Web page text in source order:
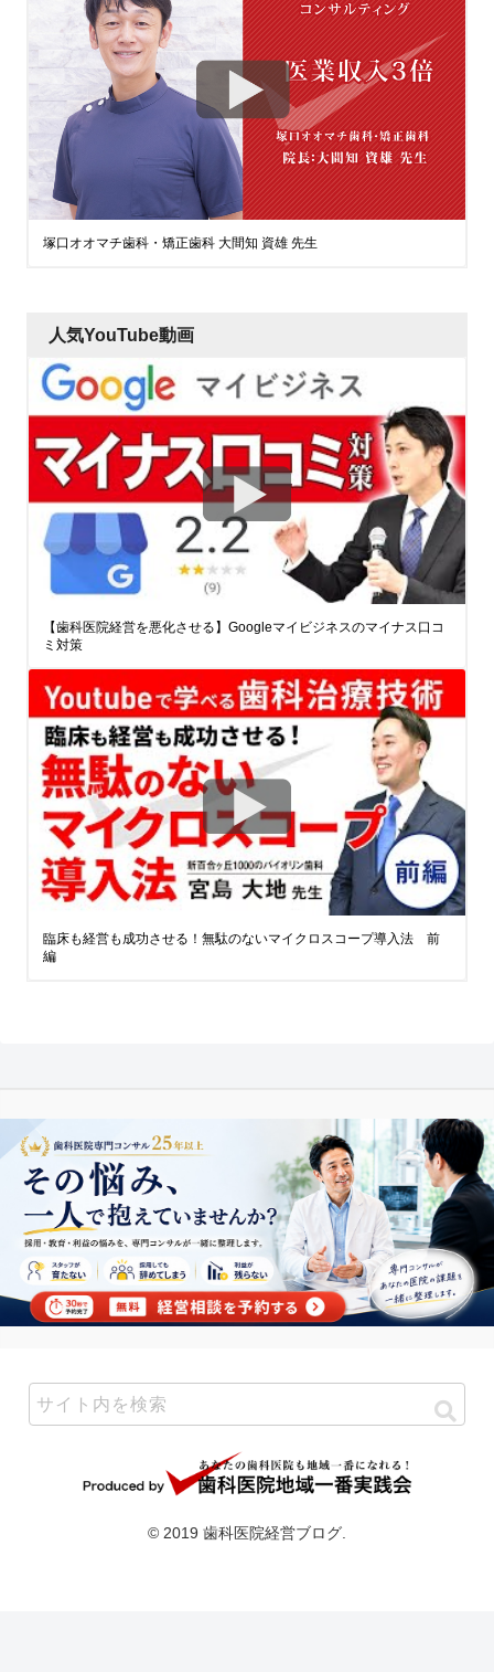
塚口オオマチ歯科・矯正歯科 大間知 資雄 先生
人気YouTube動画
【歯科医院経営を悪化させる】Googleマイビジネスのマイナス口コ
ミ対策
臨床も経営も成功させる！無駄のないマイクロスコープ導入法 前
編
© 2019 歯科医院経営ブログ.